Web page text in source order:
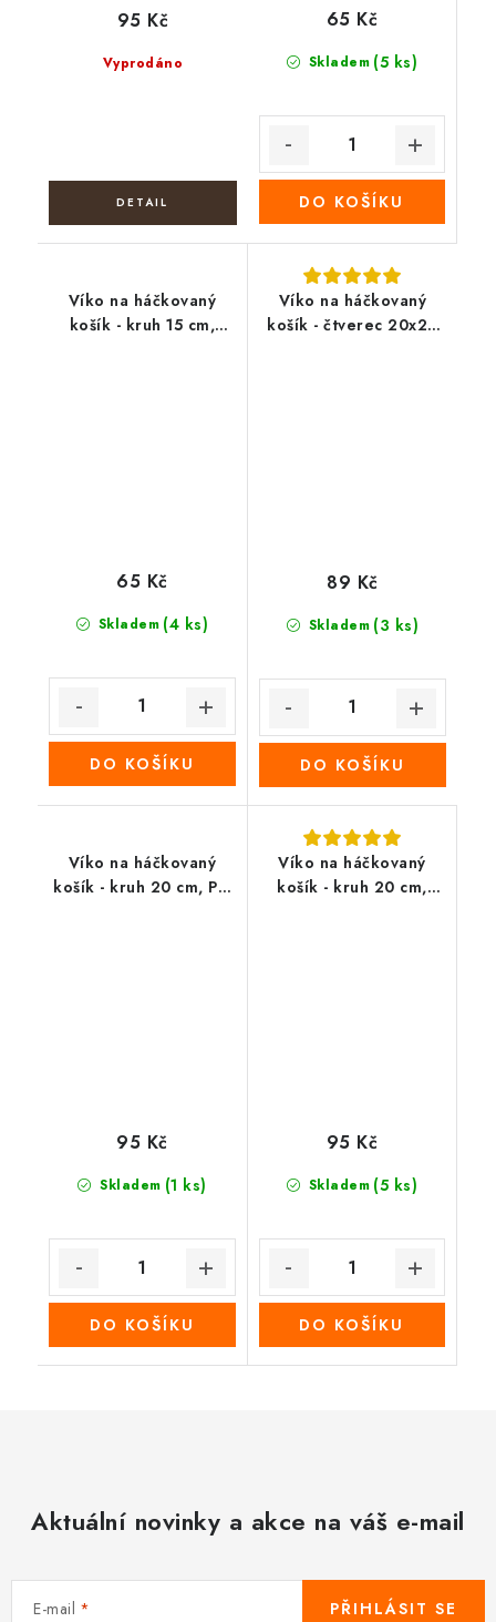
Vyprodáno
95 Kč
Skladem (5 ks)
65 Kč
DO KOŠÍKU
Víko na háčkovaný
košík - kruh 15 cm,
Skladem (4 ks)
65 Kč
DO KOŠÍKU
Víko na háčkovaný
košík - čtverec 20x20
Skladem (3 ks)
89 Kč
DO KOŠÍKU
Víko na háčkovaný
košík - kruh 20 cm, Psí
Skladem (1 ks)
95 Kč
DO KOŠÍKU
Víko na háčkovaný
košík - kruh 20 cm,
Skladem (5 ks)
95 Kč
DO KOŠÍKU
Aktuální novinky a akce na váš e-mail
E-mail PŘIHLÁSIT SE